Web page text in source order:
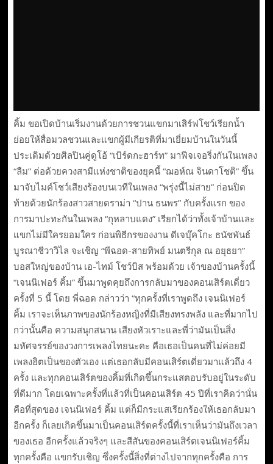
คิ้ม ขอเปิดบ้านเริ่มงานด้วยการชวนแขกมาเสิร์ฟโชว์เรียกน้ำ
ย่อยให้สื่อมวลชวนและแขกผู้มีเกียรติที่มาเยี่ยมบ้านในวันนี้
ประเดิมด้วยศิลปินคู่ดูโอ้ “เบิร์ดกะฮาร์ท” มาฟีจเจอริ่งกันในเพลง
“ลืม” ต่อด้วยควงสามีแห่งชาติของยุคนี้ “ฌอห์ณ จินดาโชติ” ขึ้น
มาจับไมค์โชว์เสียงร้องบนเวทีในเพลง “พรุ่งนี้ไม่สาย” ก่อนปิด
ท้ายด้วยนักร้องสาวสายดราม่า “ปาน ธนพร” กับครั้งแรก ของ
การมาปะทะกันในเพลง “กุหลาบแดง” เรียกได้ว่าทั้งเจ้าบ้านและ
แขกไม่มีใครยอมใคร ก่อนพิธีกรของงาน ดีเจบุ๊คโกะ ธนัชพันธ์
บูรณาชีวาวิไล จะเชิญ “พีฉอด-สายทิพย์ มนตรีกุล ณ อยุธยา”
บอสใหญ่ของบ้าน เอ-ไทม์ โชว์บิส พร้อมด้วย เจ้าของบ้านครั้งนี้
“เจนนิเฟอร์ คิ้ม” ขึ้นมาพูดคุยถึงการกลับมาของคอนเสิร์ตเดี่ยว
ครั้งที่ 5 นี้ โดย พี่ฉอด กล่าวว่า “ทุกครั้งที่เราพูดถึง เจนนิเฟอร์
คิ้ม เราจะเห็นภาพของนักร้องหญิงที่มีเสียงทรงพลัง และที่มากไป
กว่านั้นคือ ความสนุกสนาน เสียงหัวเราะและพี่ว่ามันเป็นสิ่ง
มหัศจรรย์ของวงการเพลงไทยนะคะ คือเธอเป็นคนที่ไม่ค่อยมี
เพลงฮิตเป็นของตัวเอง แต่เธอกลับมีคอนเสิร์ตเดี่ยวมาแล้วถึง 4
ครั้ง และทุกคอนเสิร์ตของคิ้มที่เกิดขึ้นกระแสตอบรับอยู่ในระดับ
ที่ดีมาก โดยเฉพาะครั้งที่แล้วที่เป็นคอนเสิร์ต 45 ปีที่เราคิดว่านั่น
คือที่สุดของ เจนนิเฟอร์ คิ้ม แต่ก็มีกระแสเรียกร้องให้เธอกลับมา
อีกครั้ง ก็เลยเกิดขึ้นมาเป็นคอนเสิร์ตครั้งนี้ที่เราเห็นว่ามันถึงเวลา
ของเธอ อีกครั้งแล้วจริงๆ และสีสันของคอนเสิร์ตเจนนิเฟอร์คิ้ม
ทุกครั้งคือ แขกรับเชิญ ซึ่งครั้งนี้สิ่งที่ต่างไปจากทุกครั้งคือ การ